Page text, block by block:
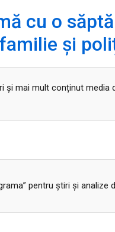
cu o
și
și mai mult conținut media
pentru ştiri şi analize